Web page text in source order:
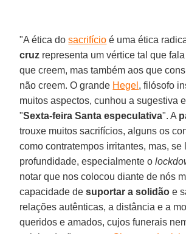
"A ética dosacrifício é uma ética
cruz representa um vértice tal que
que creem, mas também aos que
não creem. O grande Hegel , filósofo
muitos aspectos, cunhou a sugestiva
"Sexta-feira Santa especulativa". A
trouxe muitos sacrifícios, alguns os
como contratempos irritantes, mas, se
profundidade, especialmente o
notar que nos colocou diante de nós
capacidade desuportar a solidão e
relações autênticas, a distância e a
queridos e amados, cujos funerais